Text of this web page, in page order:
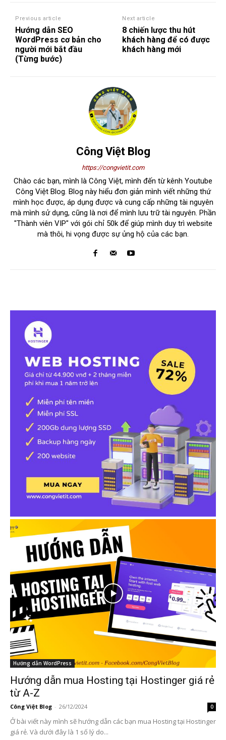
Previous article
Hướng dẫn SEO
WordPress cơ bản cho
người mới bắt đầu
(Từng bước)
Next article
8 chiến lược thu hút
khách hàng để có được
khách hàng mới
Công Việt Blog
https://congvietit.com
Chào các bạn, mình là Công Việt, mình đến từ kênh Youtube
Công Việt Blog. Blog này hiểu đơn giản mình viết những thứ
mình học được, áp dụng được và cung cấp những tài nguyên
mà mình sử dụng, cũng là nơi để mình lưu trữ tài nguyên. Phần
"Thành viên VIP" với gói chỉ 50k để giúp mình duy trì website
mà thôi, hi vọng được sự ủng hộ của các bạn.
Hướng dẫn WordPress
Hướng dẫn mua Hosting tại Hostinger giá rẻ
từ A-Z
Công Việt Blog - 26/12/2024 0
Ở bài viết này mình sẽ hướng dẫn các bạn mua Hosting tại Hostinger
giá rẻ. Và dưới đây là 1 số lý do...